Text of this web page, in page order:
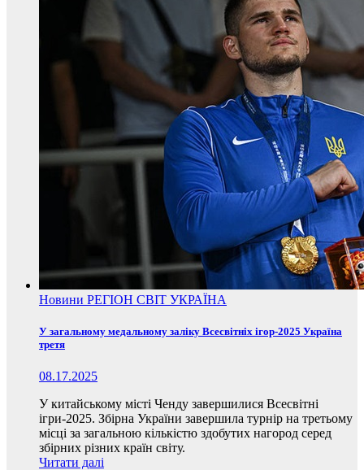
Новини РЕГІОН СВІТ УКРАЇНА
У загальному медальному заліку Всесвітніх ігор-2025 Україна
третя
08.17.2025
У китайському місті Ченду завершилися Всесвітні
ігри-2025. Збірна України завершила турнір на третьому
місці за загальною кількістю здобутих нагород серед
збірних різних країн світу.
Читати далі